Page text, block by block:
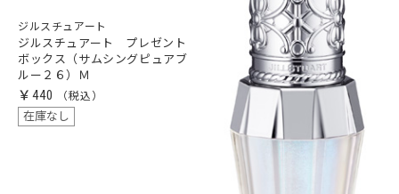
ジルスチュアート
ジルスチュアート プレゼント
ボックス（サムシングピュアブ
ルー２６）Ｍ
￥440
在庫なし